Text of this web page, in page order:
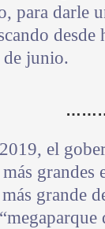
para darle
junio.
el
grandes
grande